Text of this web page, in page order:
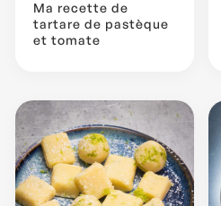
Ma recette de
tartare de pastèque
et tomate